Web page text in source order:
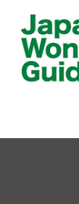
content
「日本の